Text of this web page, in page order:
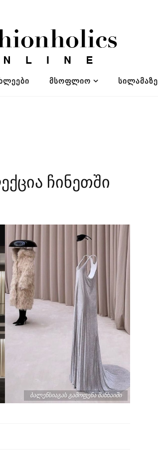
ᲛᲡᲝᲤᲚᲘᲝ ᲡᲘᲚᲐᲛᲐᲖᲔ
ჩინეთში
ბალენსიაგას გამოფენა შანხაიში